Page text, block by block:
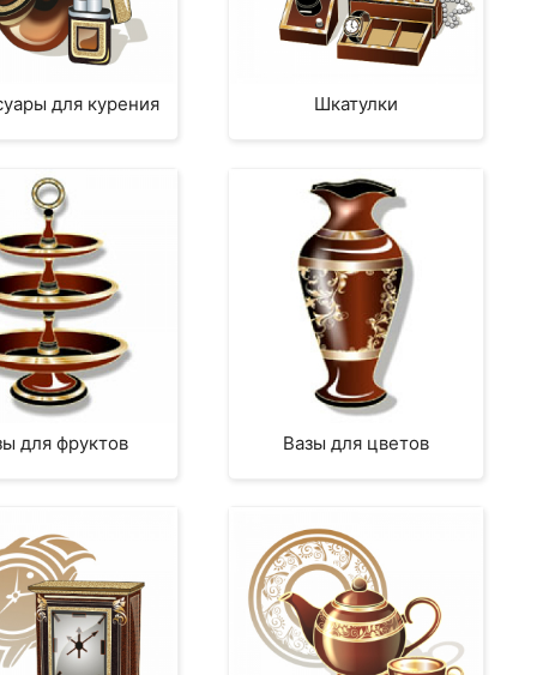
для курения Шкатулки
для фруктов Вазы для цветов